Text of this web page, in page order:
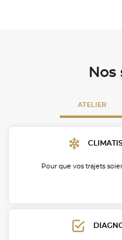
Nos
ATELIER
Pour que vos trajets